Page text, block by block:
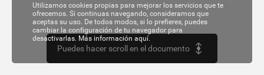
Utilizamos cookies propias para mejorar los servicios que te
ofrecemos. Si continuas navegando, consideramos que
aceptas su uso. De todos modos, si lo prefieres, puedes
cambiar la configuración de tu navegador para
desactivarlas. Más información aquí.
Puedes hacer scroll en el documento